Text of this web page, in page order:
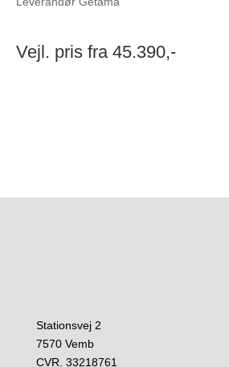
Vejl. pris fra 45.390,-
Stationsvej 2
7570 Vemb
CVR. 33218761